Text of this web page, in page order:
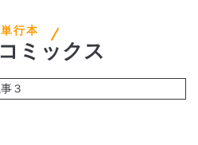
単行本
コミックス